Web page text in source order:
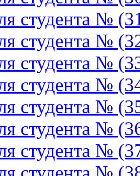
студента №
студента №
студента №
студента №
студента №
студента №
студента №